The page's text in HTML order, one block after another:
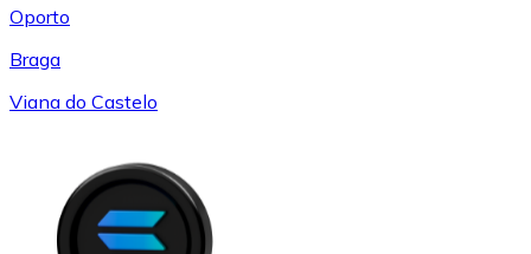
Oporto
Braga
Viana do Castelo